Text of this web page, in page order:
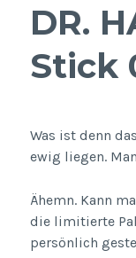
DR.
Stick
Was ist denn
ewig liegen.
Ähemn. Kann
die limitierte
persönlich